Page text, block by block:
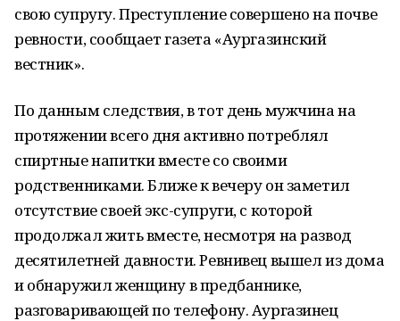
свою супругу. Преступление совершено на почве
ревности, сообщает газета «Аургазинский
вестник».
По данным следствия, в тот день мужчина на
протяжении всего дня активно потреблял
спиртные напитки вместе со своими
родственниками. Ближе к вечеру он заметил
отсутствие своей экс-супруги, с которой
продолжал жить вместе, несмотря на развод
десятилетней давности. Ревнивец вышел из дома
и обнаружил женщину в предбаннике,
разговаривающей по телефону. Аургазинец